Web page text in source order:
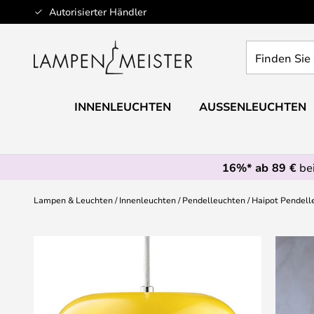
Autorisierter Händler
Zum
Inhalt
Sie
Leuchte...
INNENLEUCHTEN AUSSENLEUCHTEN
16%* ab 89 €
Lampen & Leuchten Innenleuchten Pendelleuchten Haipot
Bildgalerie